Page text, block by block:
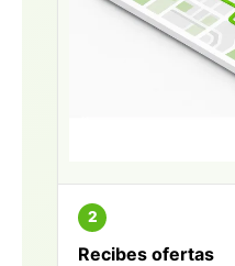
2
Recibes ofertas